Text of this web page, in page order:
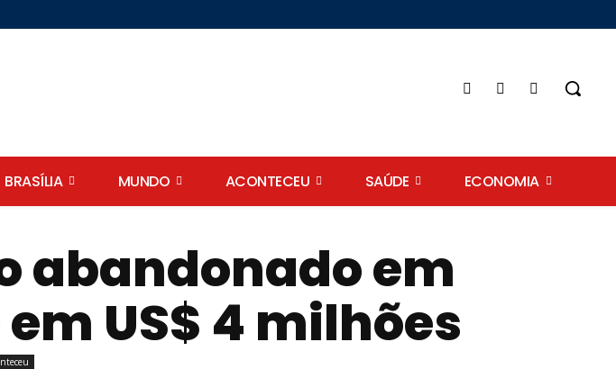
BRASÍLIA MUNDO ACONTECEU SAÚDE ECONOMIA
abandonado em
US$ 4 milhões